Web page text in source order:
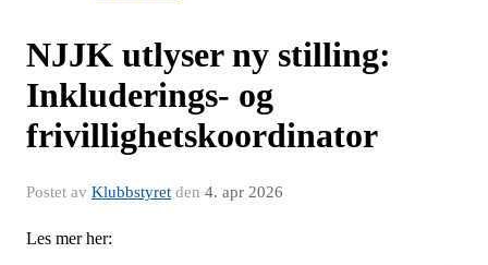
NJJK utlyser ny stilling:
Inkluderings- og
frivillighetskoordinator
Postet av Klubbstyret den 4. apr 2026
Les mer her: